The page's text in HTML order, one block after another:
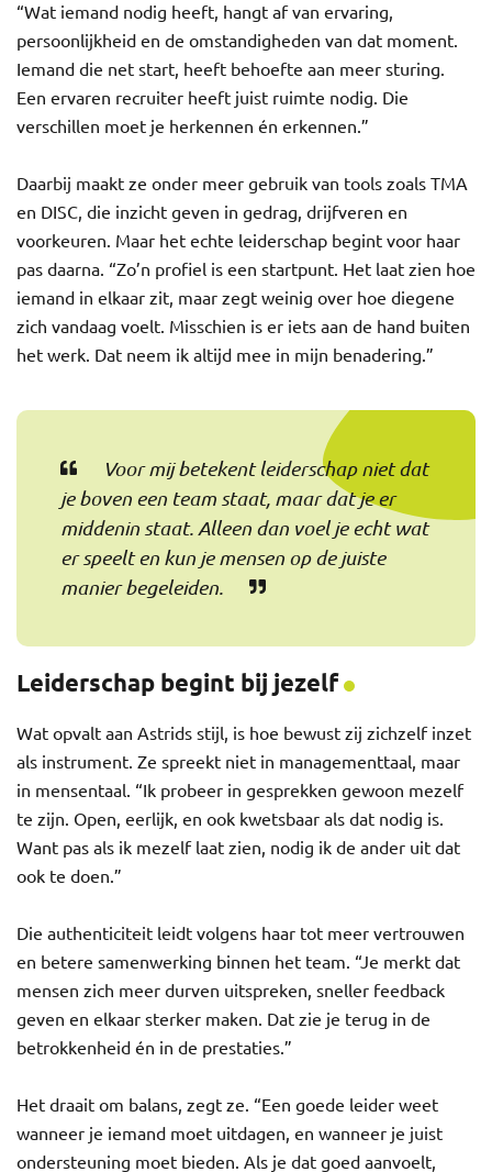
“Wat iemand nodig heeft, hangt af van ervaring,
persoonlijkheid en de omstandigheden van dat moment.
Iemand die net start, heeft behoefte aan meer sturing.
Een ervaren recruiter heeft juist ruimte nodig. Die
verschillen moet je herkennen én erkennen.”
Daarbij maakt ze onder meer gebruik van tools zoals TMA
en DISC, die inzicht geven in gedrag, drijfveren en
voorkeuren. Maar het echte leiderschap begint voor haar
pas daarna. “Zo’n profiel is een startpunt. Het laat zien hoe
iemand in elkaar zit, maar zegt weinig over hoe diegene
zich vandaag voelt. Misschien is er iets aan de hand buiten
het werk. Dat neem ik altijd mee in mijn benadering.”
Voor mij betekent leiderschap niet dat
je boven een team staat, maar dat je er
middenin staat. Alleen dan voel je echt wat
er speelt en kun je mensen op de juiste
manier begeleiden.
Leiderschap begint bij jezelf
Wat opvalt aan Astrids stijl, is hoe bewust zij zichzelf inzet
als instrument. Ze spreekt niet in managementtaal, maar
in mensentaal. “Ik probeer in gesprekken gewoon mezelf
te zijn. Open, eerlijk, en ook kwetsbaar als dat nodig is.
Want pas als ik mezelf laat zien, nodig ik de ander uit dat
ook te doen.”
Die authenticiteit leidt volgens haar tot meer vertrouwen
en betere samenwerking binnen het team. “Je merkt dat
mensen zich meer durven uitspreken, sneller feedback
geven en elkaar sterker maken. Dat zie je terug in de
betrokkenheid én in de prestaties.”
Het draait om balans, zegt ze. “Een goede leider weet
wanneer je iemand moet uitdagen, en wanneer je juist
ondersteuning moet bieden. Als je dat goed aanvoelt,